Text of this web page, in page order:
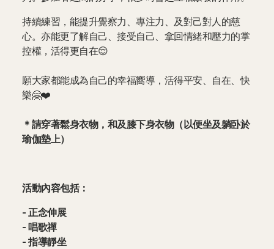
持續練習，能提升覺察力、專注力、及對己對人的慈
心。亦能更了解自己、接受自己、拿回情緒和壓力的掌
控權，活得更自在😌
願大家都能成為自己的幸福嚮導，活得平安、自在、快
樂🤗❤️
＊請穿著鬆身衣物，和及膝下身衣物（以便坐及躺卧於
瑜伽墊上）
活動內容包括：
- 正念伸展
- 唱歌禪
- 指導靜坐